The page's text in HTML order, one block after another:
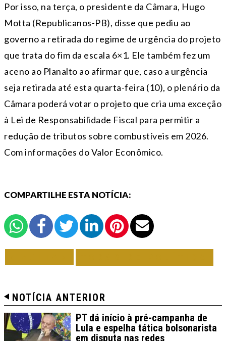
Por isso, na terça, o presidente da Câmara, Hugo
Motta (Republicanos-PB), disse que pediu ao
governo a retirada do regime de urgência do projeto
que trata do fim da escala 6×1. Ele também fez um
aceno ao Planalto ao afirmar que, caso a urgência
seja retirada até esta quarta-feira (10), o plenário da
Câmara poderá votar o projeto que cria uma exceção
à Lei de Responsabilidade Fiscal para permitir a
redução de tributos sobre combustíveis em 2026.
Com informações do Valor Econômico.
COMPARTILHE ESTA NOTÍCIA:
NOTÍCIA ANTERIOR
PT dá início à pré-campanha de
Lula e espelha tática bolsonarista
em disputa nas redes